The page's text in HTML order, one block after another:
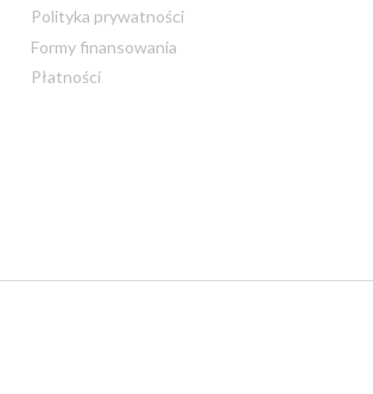
Polityka prywatności
Formy finansowania
Płatności